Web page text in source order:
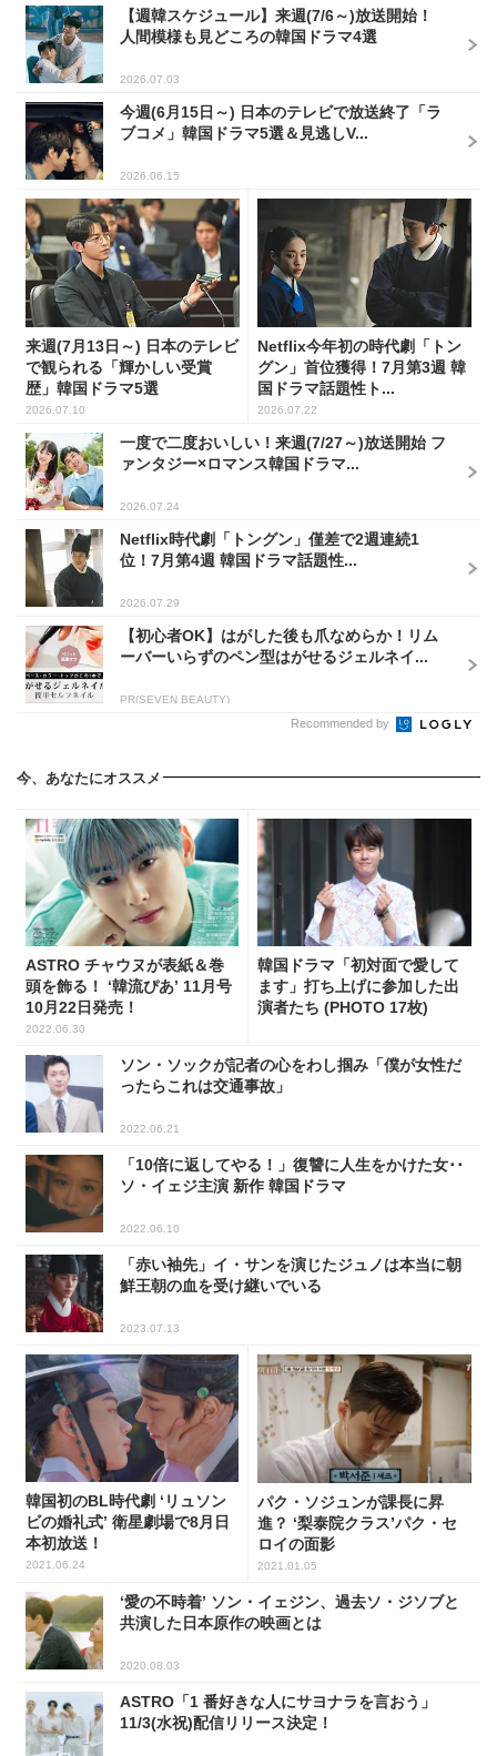
【週韓スケジュール】来週(7/6～)放送開始！
人間模様も見どころの韓国ドラマ4選
2026.07.03
今週(6月15日～) 日本のテレビで放送終了「ラ
ブコメ」韓国ドラマ5選＆見逃しV...
2026.06.15
来週(7月13日～) 日本のテレビ
で観られる「輝かしい受賞
歴」韓国ドラマ5選
2026.07.10
Netflix今年初の時代劇「トン
グン」首位獲得！7月第3週 韓
国ドラマ話題性ト...
2026.07.22
一度で二度おいしい！来週(7/27～)放送開始 フ
ァンタジー×ロマンス韓国ドラマ...
2026.07.24
Netflix時代劇「トングン」僅差で2週連続1
位！7月第4週 韓国ドラマ話題性...
2026.07.29
【初心者OK】はがした後も爪なめらか！リム
ーバーいらずのペン型はがせるジェルネイ...
PR(SEVEN BEAUTY)
Recommended by
今、あなたにオススメ
ASTRO チャウヌが表紙＆巻
頭を飾る！ ‘韓流ぴあ’ 11月号
10月22日発売！
2022.06.30
韓国ドラマ「初対面で愛して
ます」打ち上げに参加した出
演者たち (PHOTO 17枚)
ソン・ソックが記者の心をわし掴み「僕が女性だ
ったらこれは交通事故」
2022.06.21
「10倍に返してやる！」復讐に人生をかけた女･･
ソ・イェジ主演 新作 韓国ドラマ
2022.06.10
「赤い袖先」イ・サンを演じたジュノは本当に朝
鮮王朝の血を受け継いでいる
2023.07.13
韓国初のBL時代劇 ‘リュソン
ビの婚礼式’ 衛星劇場で8月日
本初放送！
2021.06.24
パク・ソジュンが課長に昇
進？ ‘梨泰院クラス’パク・セ
ロイの面影
2021.01.05
‘愛の不時着’ ソン・イェジン、過去ソ・ジソブと
共演した日本原作の映画とは
2020.08.03
ASTRO「1 番好きな人にサヨナラを言おう」
11/3(水祝)配信リリース決定！